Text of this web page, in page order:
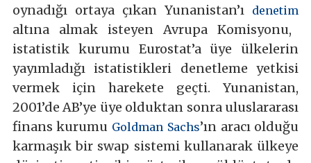
oynadığı ortaya çıkan Yunanistan’ı denetim
altına almak isteyen Avrupa Komisyonu,
istatistik kurumu Eurostat’a üye ülkelerin
yayımladığı istatistikleri denetleme yetkisi
vermek için harekete geçti. Yunanistan,
2001’de AB’ye üye olduktan sonra uluslararası
finans kurumu Goldman Sachs’ın aracı olduğu
karmaşık bir swap sistemi kullanarak ülkeye